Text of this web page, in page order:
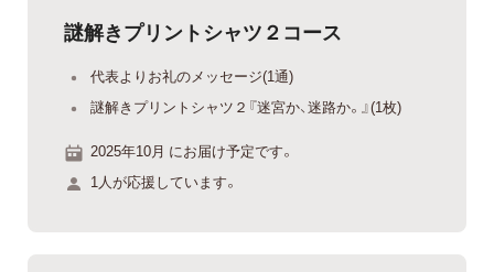
謎解きプリントシャツ２コース
代表よりお礼のメッセージ(1通)
謎解きプリントシャツ２『迷宮か、迷路か。』(1枚)
2025年10月 にお届け予定です。
1人が応援しています。